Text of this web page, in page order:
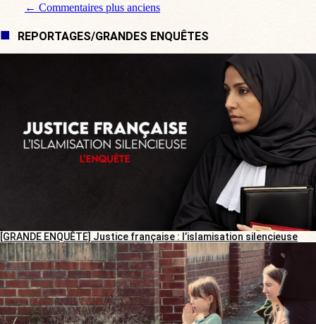
Navigation de commentaire
← Commentaires plus anciens
REPORTAGES/GRANDES ENQUÊTES
[GRANDE ENQUÊTE] Justice française : l’islamisation silencieuse